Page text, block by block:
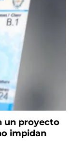
un proyecto
impidan